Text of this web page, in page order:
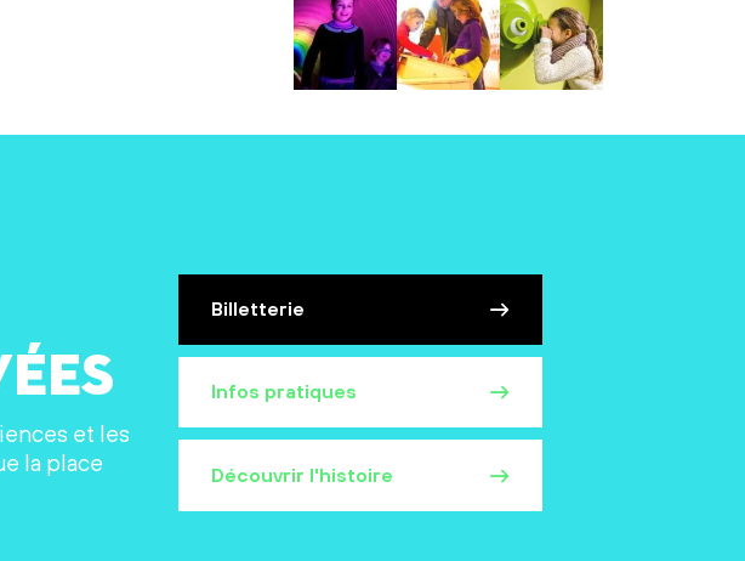
Billetterie
Infos pratiques
Découvrir l'histoire
et les
la place